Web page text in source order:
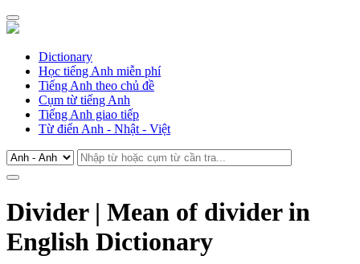
Dictionary
Học tiếng Anh miễn phí
Tiếng Anh theo chủ đề
Cụm từ tiếng Anh
Tiếng Anh giao tiếp
Từ điển Anh - Nhật - Việt
Divider | Mean of divider in
English Dictionary